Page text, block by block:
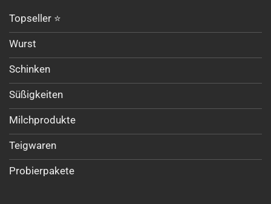
Topseller ⭐
Wurst
Schinken
Süßigkeiten
Milchprodukte
Teigwaren
Probierpakete